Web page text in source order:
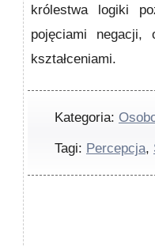
królestwa logiki
pojęciami
kształceniami.
Kategoria:
Tagi: Percepcja,